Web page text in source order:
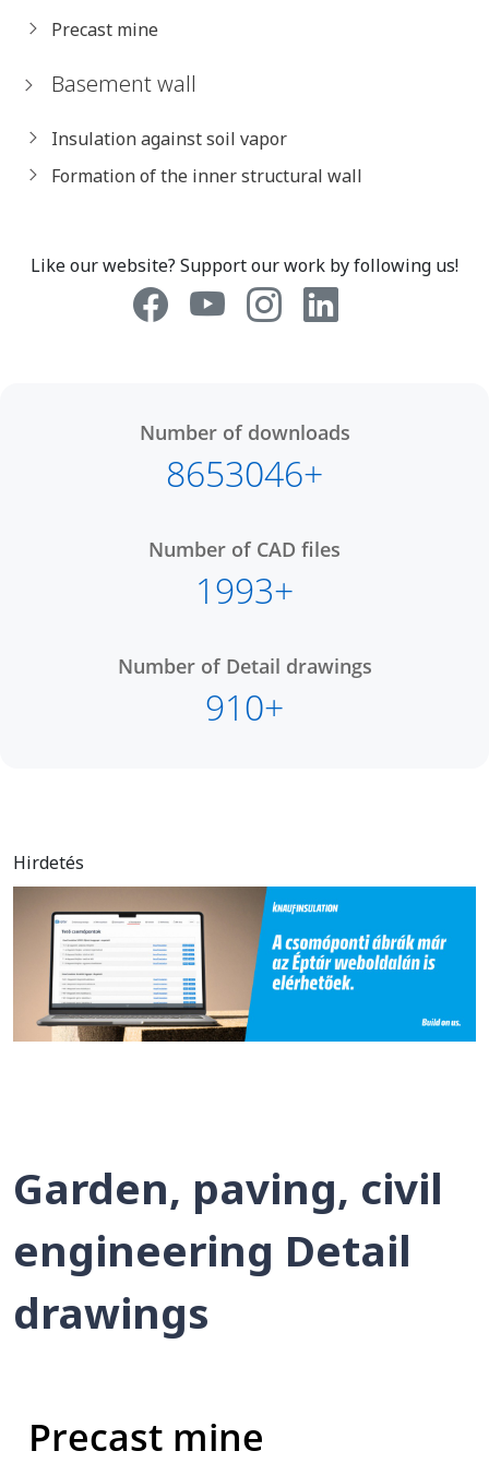
Precast mine
Basement wall
Insulation against soil vapor
Formation of the inner structural wall
Like our website? Support our work by following us!
Number of downloads
8653046+
Number of CAD files
1993+
Number of Detail drawings
910+
Hirdetés
Garden, paving, civil
engineering Detail
drawings
Precast mine